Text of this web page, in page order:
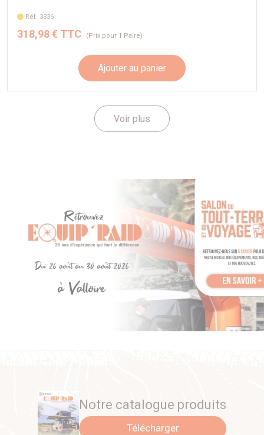
Réf. 3336
318,98 € TTC (Prix pour 1 Paire)
Ajouter au panier
Voir plus
Notre catalogue produits
Télécharger